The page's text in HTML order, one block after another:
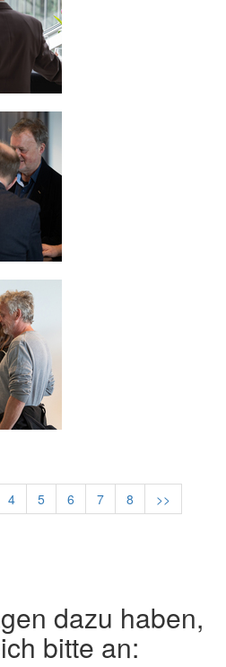
4 5 6 7 8
>>
dazu haben,
bitte an: